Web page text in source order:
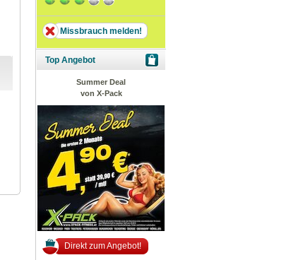
Missbrauch melden!
Top Angebot
Summer Deal
von X-Pack
Direkt zum Angebot!